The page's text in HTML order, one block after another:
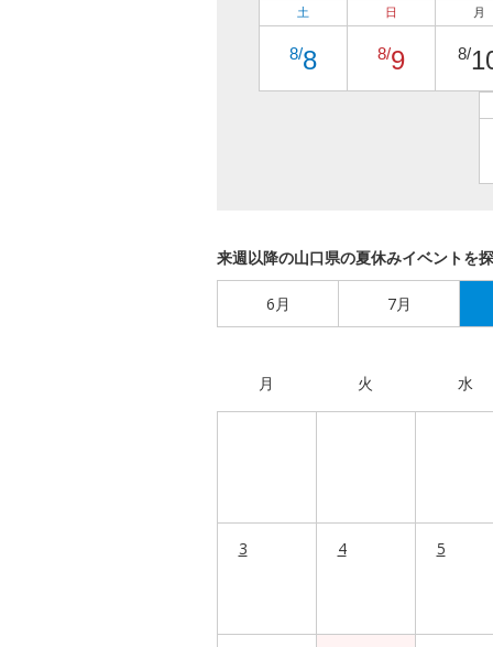
土
8/8
日
8/9
月
8/
来週以降の山口県の夏休みイベントを
6月 7月
月 火 水
3 4 5